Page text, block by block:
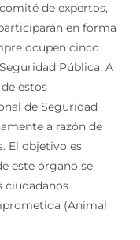
de expertos,
en forma
ocupen cinco
Pública. A
estos
de Seguridad
a razón de
El objetivo es
este órgano se
ciudadanos
(Animal